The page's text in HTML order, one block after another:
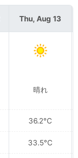
Thu, Aug 13
晴れ
36.2°C
33.5°C